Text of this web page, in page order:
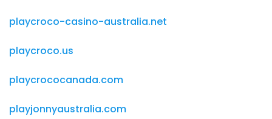
playcroco-casino-australia.net
playcroco.us
playcrococanada.com
playjonnyaustralia.com